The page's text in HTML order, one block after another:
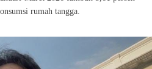
rumah tangga.